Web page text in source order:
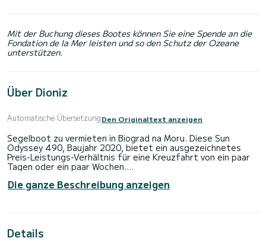
Mit der Buchung dieses Bootes können Sie eine Spende an die
Fondation de la Mer leisten und so den Schutz der Ozeane
unterstützen.
Über Dioniz
Automatische ÜbersetzungDen Originaltext anzeigen
Segelboot zu vermieten in Biograd na Moru. Diese Sun
Odyssey 490, Baujahr 2020, bietet ein ausgezeichnetes
Preis-Leistungs-Verhältnis für eine Kreuzfahrt von ein paar
Tagen oder ein paar Wochen.
Sie werden einen verbringen Eine Ausnahmekreuzfahrt auf
diesem 14-Meter-Segelboot. Sie können beim Segeln bis zu
genießen.
Diese Sun Odyssey 490 verfügt über 3 Toiletten mit
Die ganze Beschreibung anzeigen
Details